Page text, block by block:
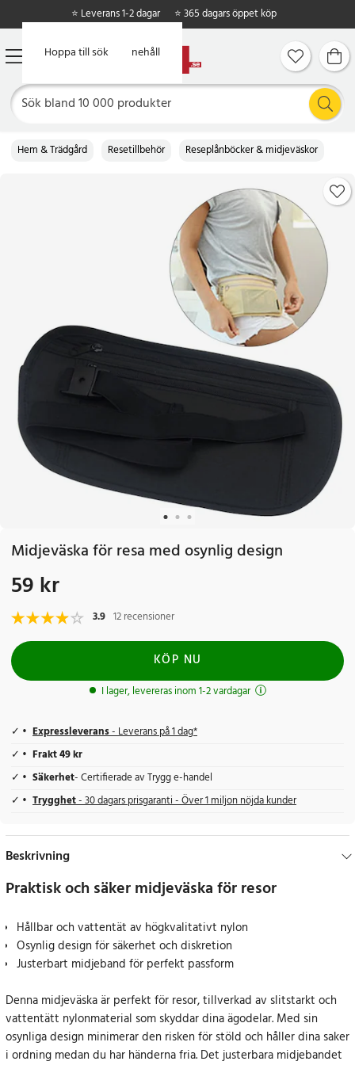
Hoppa till huvudinnehåll
Hoppa till sök
⭐ Leverans 1-2 dagar ⭐ 365 dagars öppet köp
Hem & Trädgård Resetillbehör Reseplånböcker & midjeväskor
Midjeväska för resa med osynlig design
Pris: 59 kr
59 kr
3.9 12 recensioner
KÖP NU
I lager, levereras inom 1-2 vardagar
Expressleverans- Leverans på 1 dag*
Frakt 49 kr
Säkerhet- Certifierade av Trygg e-handel
Trygghet- 30 dagars prisgaranti - Över 1 miljon nöjda kunder
Beskrivning
Praktisk och säker midjeväska för resor
Hållbar och vattentät av högkvalitativt nylon
Osynlig design för säkerhet och diskretion
Justerbart midjeband för perfekt passform
Denna midjeväska är perfekt för resor, tillverkad av slitstarkt och
vattentätt nylonmaterial som skyddar dina ägodelar. Med sin
osynliga design minimerar den risken för stöld och håller dina saker
i ordning medan du har händerna fria. Det justerbara midjebandet